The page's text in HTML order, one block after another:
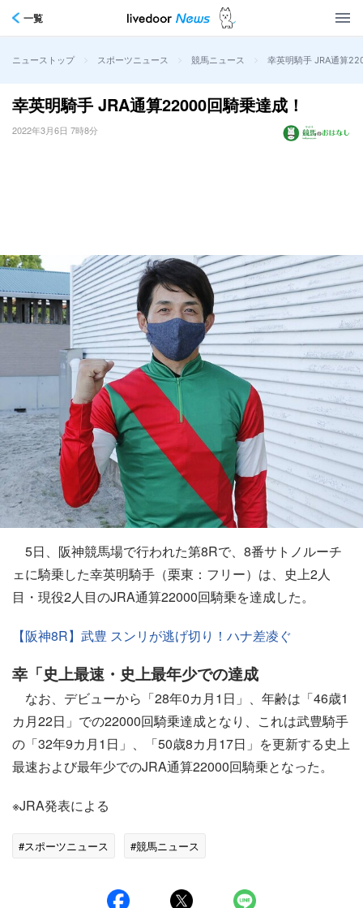
一覧
ニューストップ > スポーツニュース > 競馬ニュース > 幸英明騎手 JRA通算
幸英明騎手 JRA通算22000回騎乗達成！
2022年3月6日 7時8分
5日、阪神競馬場で行われた第8Rで、8番サトノルーチ
ェに騎乗した幸英明騎手（栗東：フリー）は、史上2人
目・現役2人目のJRA通算22000回騎乗を達成した。
【阪神8R】武豊 スンリが逃げ切り！ハナ差凌ぐ
幸「史上最速・史上最年少での達成
なお、デビューから「28年0カ月1日」、年齢は「46歳1
カ月22日」での22000回騎乗達成となり、これは武豊騎手
の「32年9カ月1日」、「50歳8カ月17日」を更新する史上
最速および最年少でのJRA通算22000回騎乗となった。
※JRA発表による
#スポーツニュース #競馬ニュース